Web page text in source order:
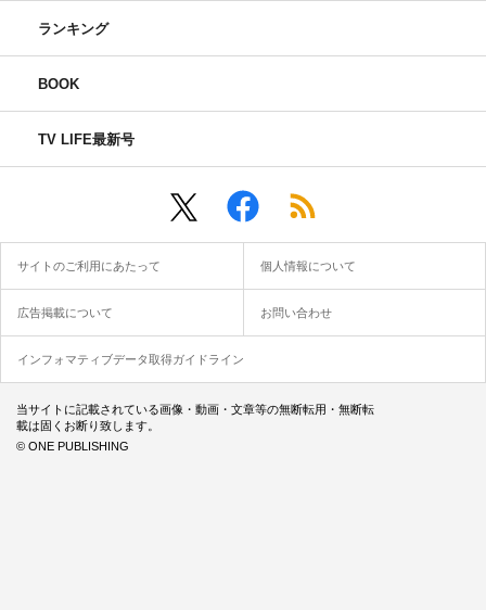
ランキング
BOOK
TV LIFE最新号
サイトのご利用にあたって 個人情報について
広告掲載について お問い合わせ
インフォマティブデータ取得ガイドライン
当サイトに記載されている画像・動画・文章等の無断転用・無断転
載は固くお断り致します。
© ONE PUBLISHING